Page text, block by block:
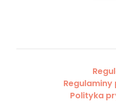
Polityka